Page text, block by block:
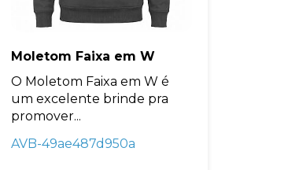
Moletom Faixa em W
O Moletom Faixa em W é
um excelente brinde pra
promover...
AVB-49ae487d950a